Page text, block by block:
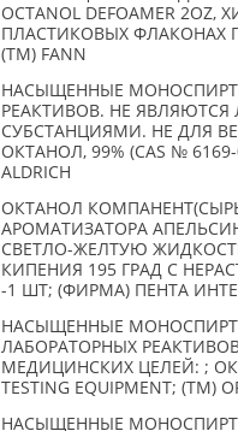
OCTANOL DEFOAMER
ПЛАСТИКОВЫХ ФЛАКОНАХ
(TM) FANN
НАСЫЩЕННЫЕ
РЕАКТИВОВ. НЕ
СУБСТАНЦИЯМИ. НЕ ДЛЯ
ОКТАНОЛ, 99% (CAS №
ALDRICH
ОКТАНОЛ
АРОМАТИЗАТОРА
СВЕТЛО-ЖЕЛТУЮ
КИПЕНИЯ 195 ГРАД С
-1 ШТ; (ФИРМА) ПЕНТА
НАСЫЩЕННЫЕ
ЛАБОРАТОРНЫХ
МЕДИЦИНСКИХ ЦЕЛЕЙ: ;
TESTING EQUIPMENT; (TM)
НАСЫЩЕННЫЕ